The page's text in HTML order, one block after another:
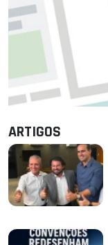
ARTIGOS